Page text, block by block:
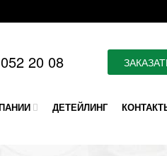
20 08
ДЕТЕЙЛИНГ